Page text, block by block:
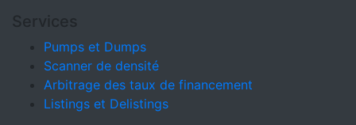
Services
Pumps et Dumps
Scanner de densité
Arbitrage des taux de financement
Listings et Delistings